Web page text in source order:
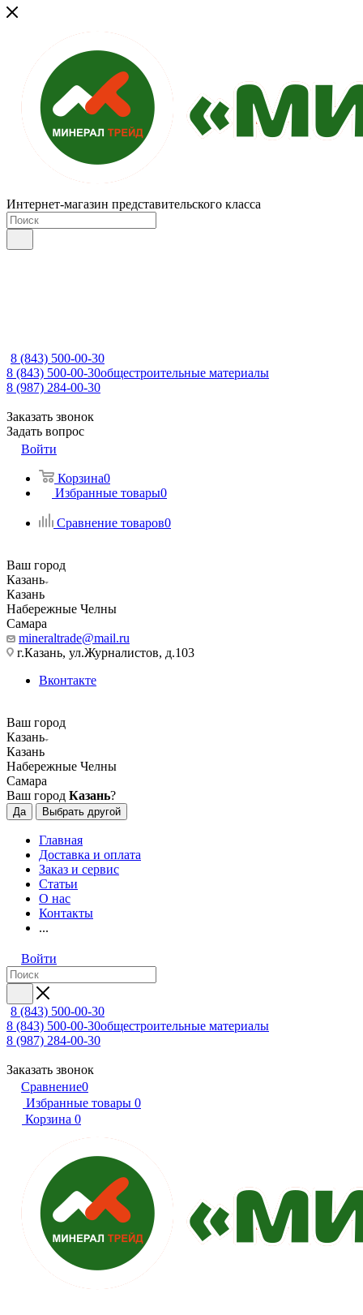
Интернет-магазин представительского класса
8 (843) 500-00-30
8 (843) 500-00-30общестроительные материалы
8 (987) 284-00-30
Заказать звонок
Задать вопрос
Войти
Корзина0
Избранные товары0
Сравнение товаров0
Ваш город
Казань
Казань
Набережные Челны
Самара
mineraltrade@mail.ru
г.Казань, ул.Журналистов, д.103
Вконтакте
Ваш город
Казань
Казань
Набережные Челны
Самара
Ваш город Казань?
Да Выбрать другой
Главная
Доставка и оплата
Заказ и сервис
Статьи
О нас
Контакты
...
Войти
8 (843) 500-00-30
8 (843) 500-00-30общестроительные материалы
8 (987) 284-00-30
Заказать звонок
Сравнение0
Избранные товары 0
Корзина 0